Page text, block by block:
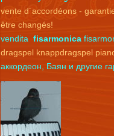
vente d´accordéons -
être changés!
vendita fisarmonica
dragspel knappdragspel
аккордеон, Баян и другие